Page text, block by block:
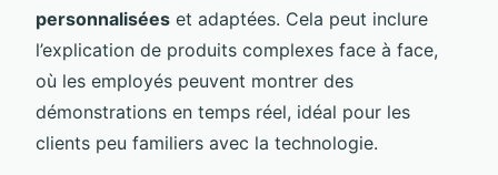
personnalisées et adaptées. Cela peut inclure
l’explication de produits complexes face à face,
où les employés peuvent montrer des
démonstrations en temps réel, idéal pour les
clients peu familiers avec la technologie.